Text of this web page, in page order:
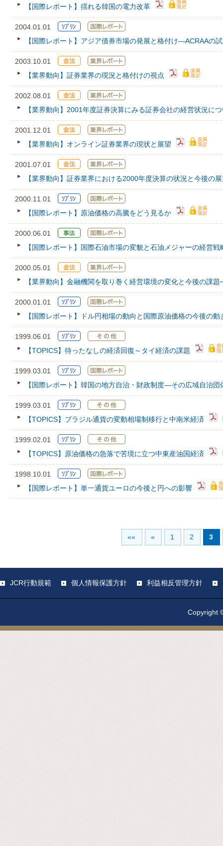
【国際レポート】揺れる韓国の電力改革
2004.01.01
【国際レポート】アジア債券市場の発展と格付け―ACRAAの
2003.10.01
【業界動向】証券業界の現況と格付けの視点
2002.08.01
【業界動向】2001年度証券決算にみる証券会社の経営状況に
2001.12.01
【業界動向】オンライン証券業界の現状と展望
2001.07.01
【業界動向】証券業界における2000年度決算の状況と今後の
2000.11.01
【国際レポート】原油価格の高騰をどう見るか
2000.06.01
【国際レポート】国際石油市場の変貌と石油メジャーの経営戦
2000.05.01
【業界動向】金融機関を取り巻く経営環境の変化と今後の課
2000.01.01
【国際レポート】ドル円相場の動向と国際原油価格の今後の動
1999.06.01
【TOPICS】待ったなしの経済回復～タイ経済の課題
1999.03.01
【国際レポート】韓国の地方自治・財政制度―その広域自治
1999.03.01
【TOPICS】ブラジル通貨の変動相場制移行と中南米経済
1999.02.01
【TOPICS】原油価格の急落で苦境に立つ中東産油国経済
1998.10.01
【国際レポート】単一通貨ユーロの今後と円への影響
«« « 1 2 3
JCR行動規範 個人情報保護方針 利益相反管理方針
Copyright